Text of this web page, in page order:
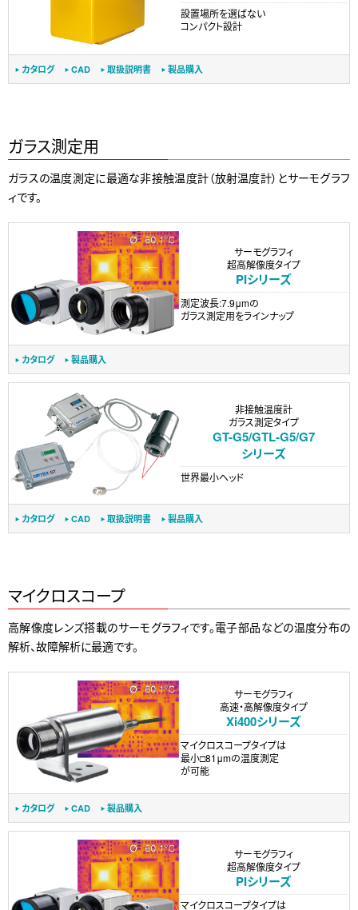
設置場所を選ばない
コンパクト設計
カタログ CAD 取扱説明書 製品購入
ガラス測定用
ガラスの温度測定に最適な非接触温度計（放射温度計）とサーモグラフ
ィです。
サーモグラフィ
超高解像度タイプ
PIシリーズ
測定波長:7.9μmの
ガラス測定用をラインナップ
カタログ 製品購入
非接触温度計
ガラス測定タイプ
GT-G5/GTL-G5/G7
シリーズ
世界最小ヘッド
カタログ CAD 取扱説明書 製品購入
マイクロスコープ
高解像度レンズ搭載のサーモグラフィです。電子部品などの温度分布の
解析、故障解析に最適です。
サーモグラフィ
高速・高解像度タイプ
Xi400シリーズ
マイクロスコープタイプは
最小□81μmの温度測定
が可能
カタログ CAD 製品購入
サーモグラフィ
超高解像度タイプ
PIシリーズ
マイクロスコープタイプは